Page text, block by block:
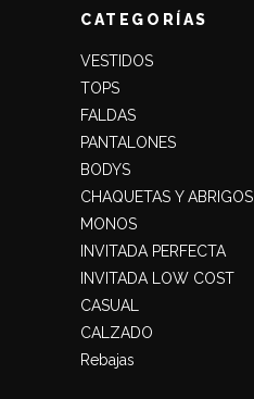
CATEGORÍAS
VESTIDOS
TOPS
FALDAS
PANTALONES
BODYS
CHAQUETAS Y ABRIGOS
MONOS
INVITADA PERFECTA
INVITADA LOW COST
CASUAL
CALZADO
Rebajas